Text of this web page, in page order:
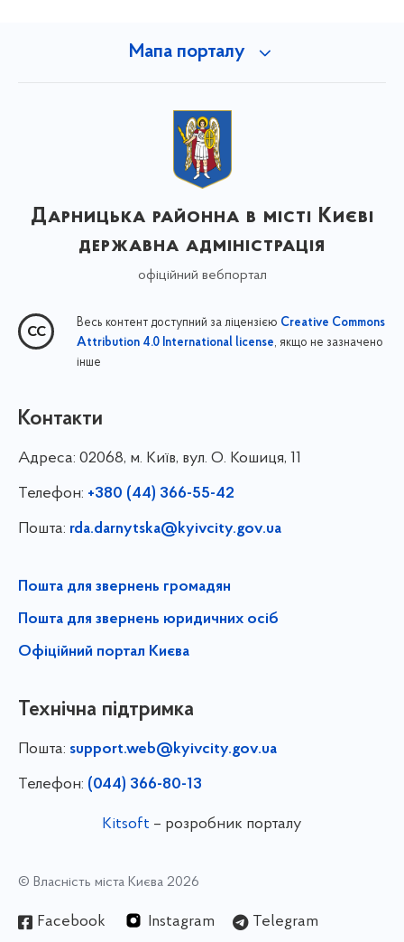
Мапа порталу
Дарницька районна в місті Києві
державна адміністрація
офіційний вебпортал
Весь контент доступний за ліцензією Creative Commons
Attribution 4.0 International license, якщо не зазначено
інше
Контакти
Адреса: 02068, м. Київ, вул. О. Кошиця, 11
Телефон: +380 (44) 366-55-42
Пошта: rda.darnytska@kyivcity.gov.ua
Пошта для звернень громадян
Пошта для звернень юридичних осіб
Офіційний портал Києва
Технічна підтримка
Пошта: support.web@kyivcity.gov.ua
Телефон: (044) 366-80-13
Kitsoft – розробник порталу
© Власність міста Києва 2026
Facebook Instagram Telegram